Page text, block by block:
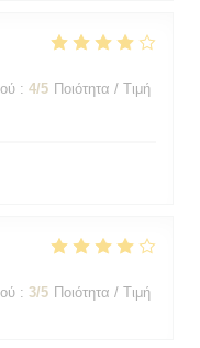
: 4/5 Ποιότητα / Τιμή
: 3/5 Ποιότητα / Τιμή